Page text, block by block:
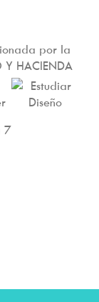
por la
Y HACIENDA
7